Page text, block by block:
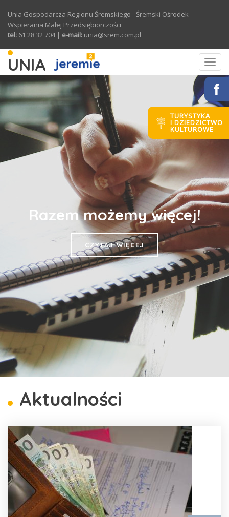
Unia Gospodarcza Regionu Śremskiego - Śremski Ośrodek
Wspierania Małej Przedsiębiorczości
tel: 61 28 32 704 | e-mail: unia@srem.com.pl
UNIA
TURYSTYKA
I DZIEDZICTWO
KULTUROWE
Razem możemy więcej!
CZYTAJ WIĘCEJ
Aktualności